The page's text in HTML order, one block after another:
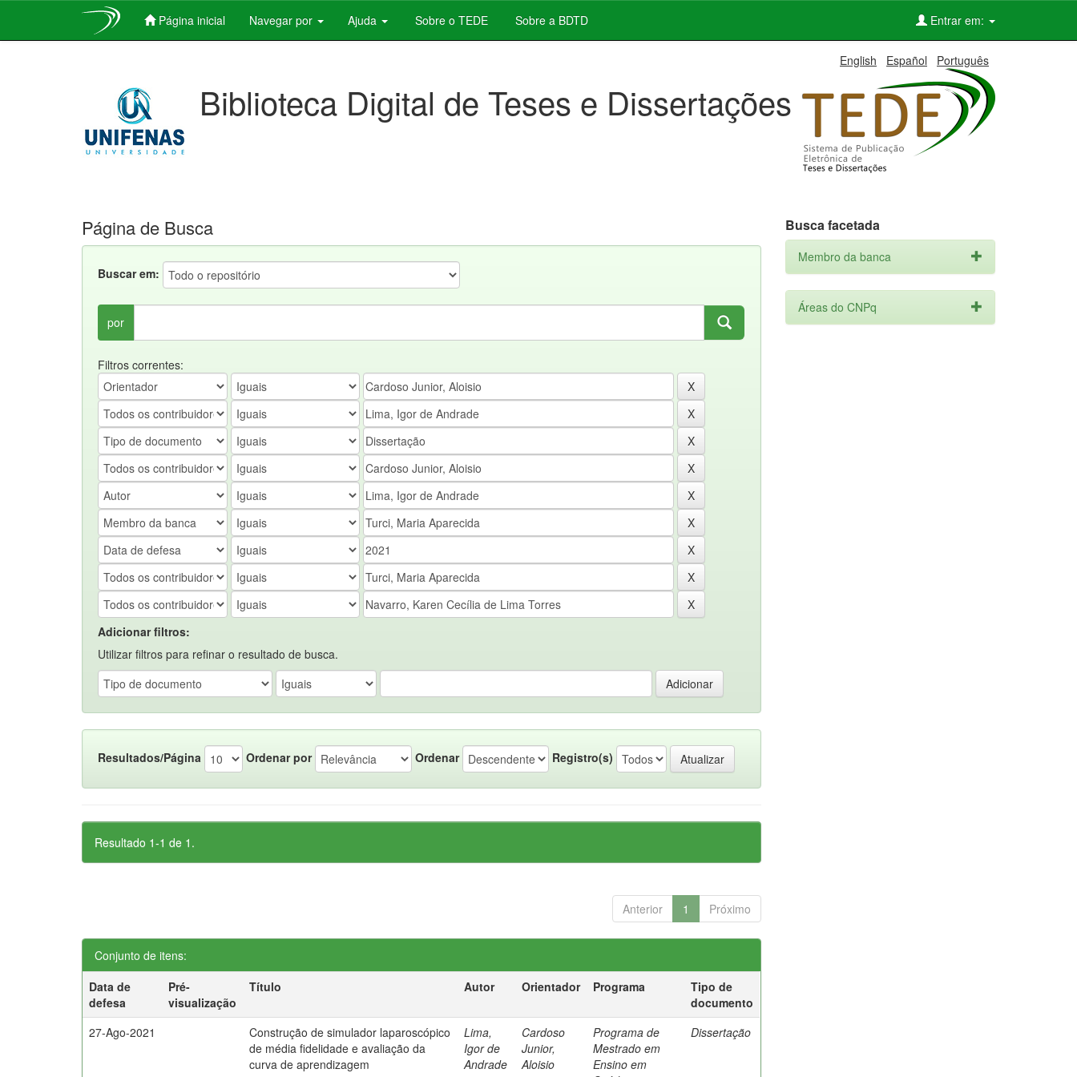
Página inicial Navegar por Ajuda Sobre o TEDE Sobre a BDTD Entrar em:
English Español Português
Biblioteca Digital de Teses e Dissertações
Página de Busca
Buscar em:
por
Filtros correntes:
Adicionar filtros:
Utilizar filtros para refinar o resultado de busca.
Resultados/Página Ordenar por Ordenar Registro(s)
Resultado 1-1 de 1.
Anterior 1 Próximo
Conjunto de itens:
Data de
defesa
Pré-
visualização
Título Autor Orientador Programa
Tipo de
documento
27-Ago-2021
Construção de simulador laparoscópico
de média fidelidade e avaliação da
curva de aprendizagem
Lima,
Igor de
Andrade
Cardoso
Junior,
Aloisio
Programa de
Mestrado em
Ensino em
Dissertação
Busca facetada
Membro da banca
Áreas do CNPq